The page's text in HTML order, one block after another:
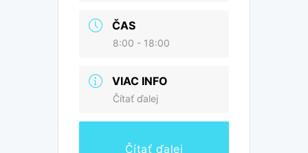
ČAS
8:00 - 18:00
VIAC INFO
Čítať ďalej
Čítať ďalej